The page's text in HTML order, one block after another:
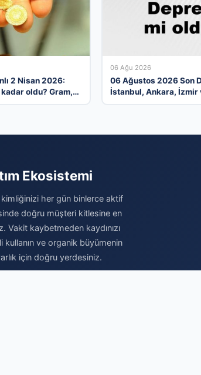
2 Nisan 2026:
oldu? Gram,
06 Ağu 2026
06 Ağustos 2026 Son
İstanbul, Ankara, İzmir
Ekosistemi
kimliğinizi her gün binlerce aktif
doğru müşteri kitlesine en
Vakit kaybetmeden kaydınızı
ve organik büyümenin
için doğru yerdesiniz.